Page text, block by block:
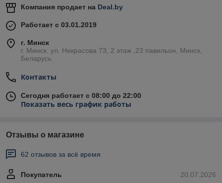
Компания продает на Deal.by
Работает с 03.01.2019
г. Минск
г. Минск. ул. Некрасова 73, 2 этаж ,23 павильон, Минск,
Беларусь
Контакты
Сегодня работает с 08:00 до 22:00
Показать весь график работы
Отзывы о магазине
62 отзывов за всё время
20.07.2026
Покупатель